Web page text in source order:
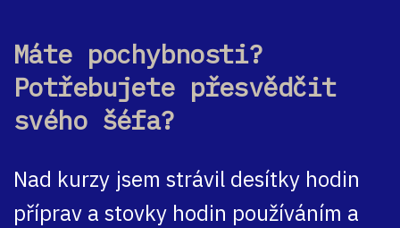
Máte pochybnosti?
Potřebujete přesvědčit
svého šéfa?
Nad kurzy jsem strávil desítky hodin
příprav a stovky hodin používáním a